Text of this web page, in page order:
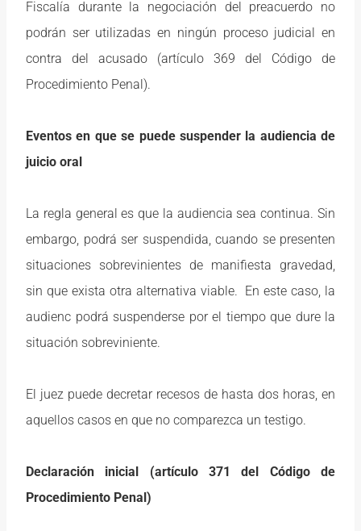
Fiscalía durante la negociación del preacuerdo no
podrán ser utilizadas en ningún proceso judicial en
contra del acusado (artículo 369 del Código de
Procedimiento Penal).
Eventos en que se puede suspender la audiencia de
juicio oral
La regla general es que la audiencia sea continua. Sin
embargo, podrá ser suspendida, cuando se presenten
situaciones sobrevinientes de manifiesta gravedad,
sin que exista otra alternativa viable. En este caso, la
audienc podrá suspenderse por el tiempo que dure la
situación sobreviniente.
El juez puede decretar recesos de hasta dos horas, en
aquellos casos en que no comparezca un testigo.
Declaración inicial (artículo 371 del Código de
Procedimiento Penal)